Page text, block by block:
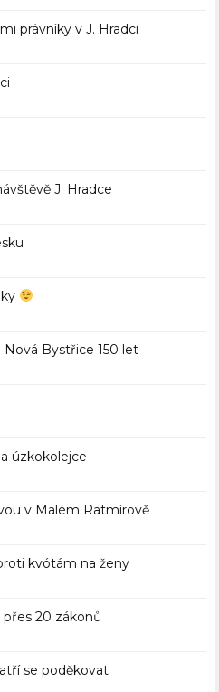
právníky v J. Hradci
J. Hradce
Bystřice 150 let
úzkokolejce
v Malém Ratmírově
kvótám na ženy
20 zákonů
se poděkovat